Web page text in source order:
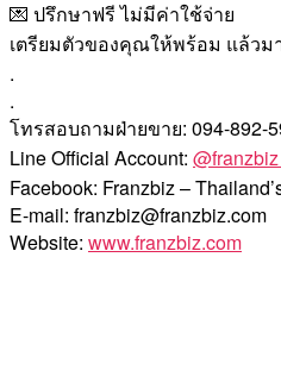
เตรียมตัวของคุณให้พร้อม แล้วม
.
โทรสอบถามฝ่ายขาย: 094-892-
Line Official Account:
Facebook: Franzbiz –
E-mail: franzbiz@franzbiz.com
Website:www.franzbiz.com